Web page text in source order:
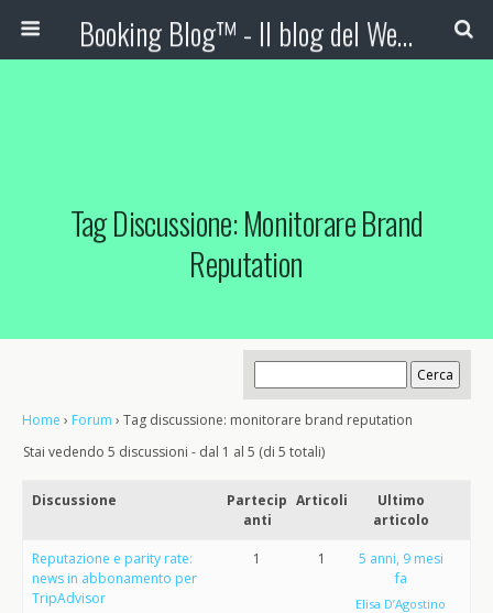
Booking Blog™ - Il blog del Web Marketing Turistico
Tag Discussione: Monitorare Brand
Reputation
Home › Forum › Tag discussione: monitorare brand reputation
Stai vedendo 5 discussioni - dal 1 al 5 (di 5 totali)
Discussione
Partecip
anti
Articoli
Ultimo
articolo
Reputazione e parity rate:
news in abbonamento per
TripAdvisor
1 1
5 anni, 9 mesi
fa
Elisa D’Agostino